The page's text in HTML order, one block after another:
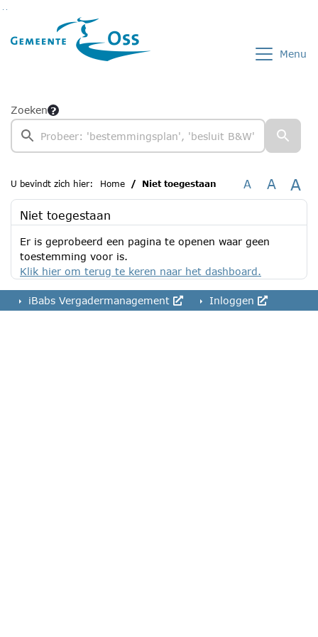
Ga naar de inhoud van deze pagina
Ga naar het zoeken
Ga naar het menu
Menu
Zoeken
U bevindt zich hier: Home Niet toegestaan A A A
Niet toegestaan
Er is geprobeerd een pagina te openen waar geen
toestemming voor is.
Klik hier om terug te keren naar het dashboard.
iBabs Vergadermanagement Inloggen